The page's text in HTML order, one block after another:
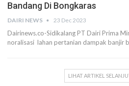
Bandang Di Bongkaras
DAIRI NEWS 23 Dec 2023
Dairinews.co-Sidikalang PT Dairi Prima
noralisasi lahan pertanian dampak banjir
LIHAT ARTIKEL